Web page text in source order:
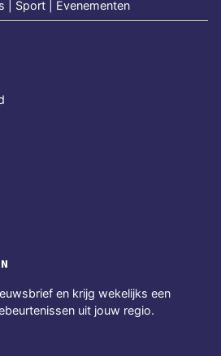
| Sport | Evenementen
en krijg wekelijks een
uit jouw regio.